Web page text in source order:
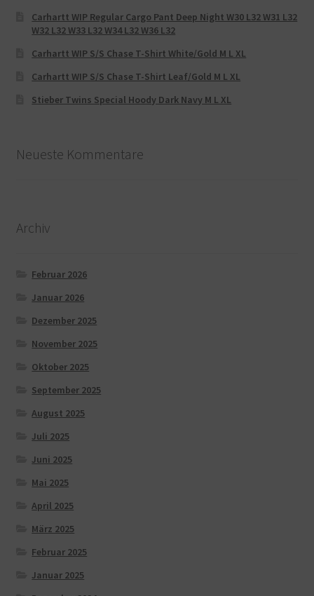
Carhartt WIP Regular Cargo Pant Deep Night W30 L32 W31 L32
W32 L32 W33 L32 W34 L32 W36 L32
Carhartt WIP S/S Chase T-Shirt White/Gold M L XL
Carhartt WIP S/S Chase T-Shirt Leaf/Gold M L XL
Stieber Twins Special Hoody Dark Navy M L XL
Neueste Kommentare
Archiv
Februar 2026
Januar 2026
Dezember 2025
November 2025
Oktober 2025
September 2025
August 2025
Juli 2025
Juni 2025
Mai 2025
April 2025
März 2025
Februar 2025
Januar 2025